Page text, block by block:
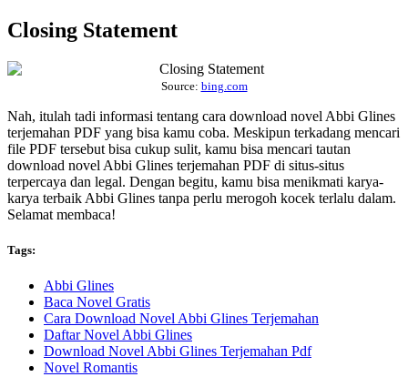
Closing Statement
Source: bing.com
Nah, itulah tadi informasi tentang cara download novel Abbi Glines
terjemahan PDF yang bisa kamu coba. Meskipun terkadang mencari
file PDF tersebut bisa cukup sulit, kamu bisa mencari tautan
download novel Abbi Glines terjemahan PDF di situs-situs
terpercaya dan legal. Dengan begitu, kamu bisa menikmati karya-
karya terbaik Abbi Glines tanpa perlu merogoh kocek terlalu dalam.
Selamat membaca!
Tags:
Abbi Glines
Baca Novel Gratis
Cara Download Novel Abbi Glines Terjemahan
Daftar Novel Abbi Glines
Download Novel Abbi Glines Terjemahan Pdf
Novel Romantis